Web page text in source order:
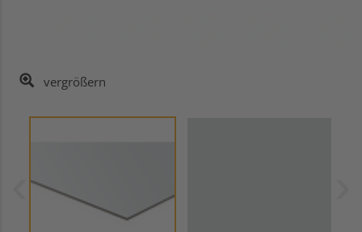
vergrößern